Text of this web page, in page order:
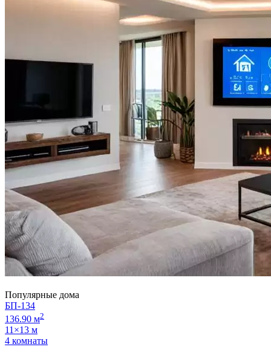
Популярные дома
БП-134
136.90 м2
11×13 м
4 комнаты